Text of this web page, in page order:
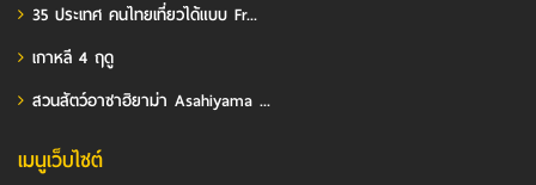
35 ประเทศ คนไทยเที่ยวได้แบบ Fr...
เกาหลี 4 ฤดู
สวนสัตว์อาซาฮิยาม่า Asahiyama ...
เมนูเว็บไซต์